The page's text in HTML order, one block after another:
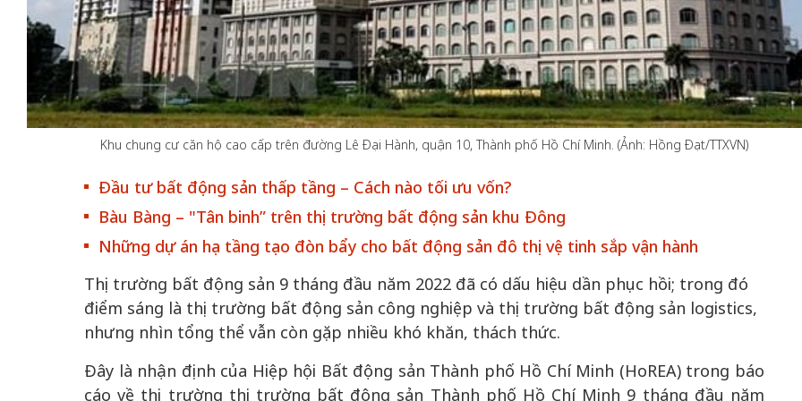
Khu chung cư căn hộ cao cấp trên đường Lê Đại Hành, quận 10, Thành phố Hồ Chí Minh. (Ảnh: Hồng Đạt/TTXVN)
Đầu tư bất động sản thấp tầng – Cách nào tối ưu vốn?
Bàu Bàng – "Tân binh” trên thị trường bất động sản khu Đông
Những dự án hạ tầng tạo đòn bẩy cho bất động sản đô thị vệ tinh sắp vận hành
Thị trường bất động sản 9 tháng đầu năm 2022 đã có dấu hiệu dần phục hồi; trong đó
điểm sáng là thị trường bất động sản công nghiệp và thị trường bất động sản logistics,
nhưng nhìn tổng thể vẫn còn gặp nhiều khó khăn, thách thức.
Đây là nhận định của Hiệp hội Bất động sản Thành phố Hồ Chí Minh (HoREA) trong báo
cáo về thị trường thị trường bất động sản Thành phố Hồ Chí Minh 9 tháng đầu năm
50 năm Việt Nam gia
nhập UNESCO: Khơi
định hình vị thế kiến
tạo | Kỳ 4: Sáng kiến
làm nên diện mạo mới
50 năm Việt Nam gia
nhập UNESCO: Khơi
định hình vị thế kiến
tạo | Kỳ 3: Hội nhập
quốc tế bằng bản lĩnh
Việt Nam
50 năm Việt Nam gia
nhập UNESCO: Khơi
nguồn nội lực văn hóa,
tạo | Kỳ 1: Khát vọng
hòa bình thể hiện trong
quyết định lịch sử
50 năm Việt
nhập